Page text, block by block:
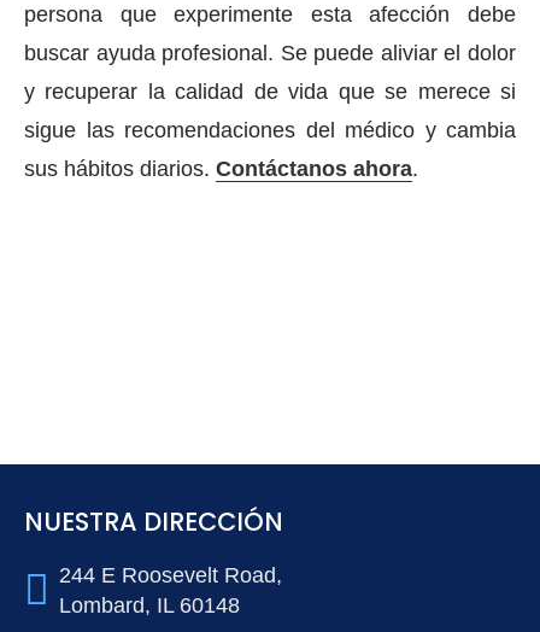
persona que experimente esta afección debe
buscar ayuda profesional. Se puede aliviar el dolor
y recuperar la calidad de vida que se merece si
sigue las recomendaciones del médico y cambia
sus hábitos diarios. Contáctanos ahora.
NUESTRA DIRECCIÓN
244 E Roosevelt Road,
Lombard, IL 60148